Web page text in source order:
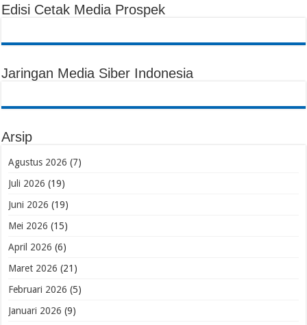
Edisi Cetak Media Prospek
Jaringan Media Siber Indonesia
Arsip
Agustus 2026 (7)
Juli 2026 (19)
Juni 2026 (19)
Mei 2026 (15)
April 2026 (6)
Maret 2026 (21)
Februari 2026 (5)
Januari 2026 (9)